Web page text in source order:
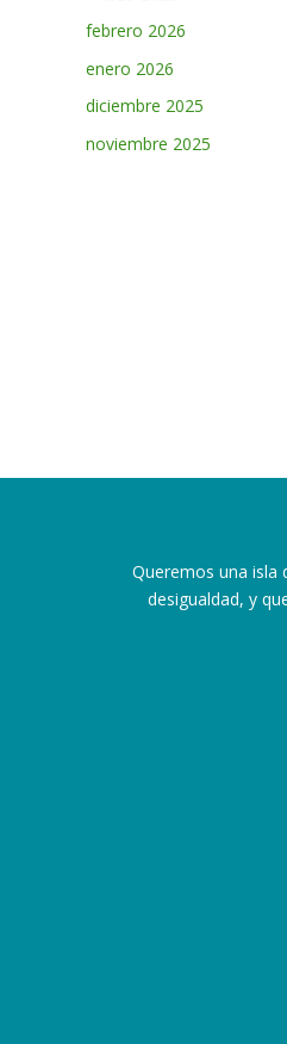
febrero 2026
enero 2026
diciembre 2025
noviembre 2025
Queremos una isla
desigualdad, y